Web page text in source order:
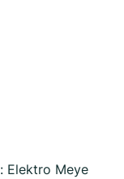
Elektro Meye